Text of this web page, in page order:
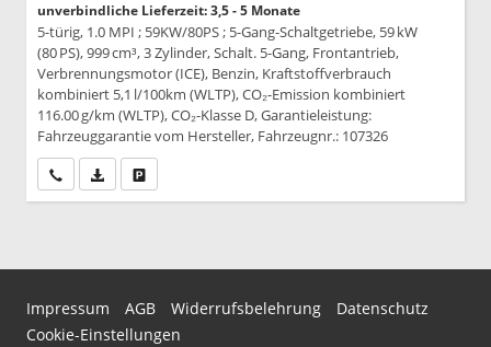
unverbindliche Lieferzeit: 3,5 - 5 Monate
5-türig, 1.0 MPI ; 59KW/80PS ; 5-Gang-Schaltgetriebe, 59 kW
(80 PS), 999 cm³, 3 Zylinder, Schalt. 5-Gang, Frontantrieb,
Verbrennungsmotor (ICE), Benzin, Kraftstoffverbrauch
kombiniert 5,1 l/100km (WLTP), CO₂-Emission kombiniert
116.00 g/km (WLTP), CO₂-Klasse D, Garantieleistung:
Fahrzeuggarantie vom Hersteller, Fahrzeugnr.: 107326
Wir rufen Sie anPDF-Datei, Fahrzeugexposé drucken
Impressum AGB Widerrufsbelehrung
Datenschutz
Cookie-Einstellungen